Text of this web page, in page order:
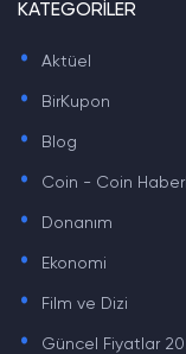
KATEGORİLER
. Aktüel
. BirKupon
. Blog
. Coin - Coin
. Donanım
. Ekonomi
. Film ve Dizi
. Güncel Fiyatlar